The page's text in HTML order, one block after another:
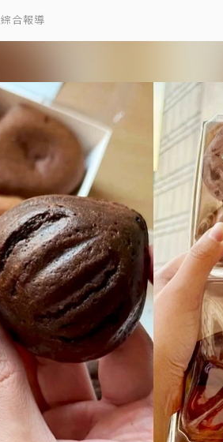
合報導